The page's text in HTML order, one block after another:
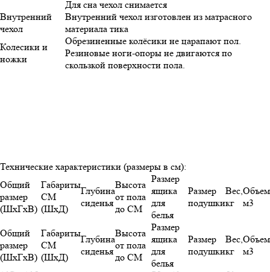
Для сна чехол снимается
Внутренний
чехол
Внутренний чехол изготовлен из матрасного
материала тика
Колесики и
ножки
Обрезиненные колёсики не царапают пол.
Резиновые ноги-опоры не двигаются по
скользкой поверхности пола.
Технические характеристики (размеры в см):
Общий
размер
(ШхГхВ)
Габариты
СМ
(ШхД)
Глубина
сиденья
Высота
от пола
до СМ
Размер
ящика
для
белья
Размер
подушки
Вес,
кг
Объем
м3
Общий
размер
(ШхГхВ)
Габариты
СМ
(ШхД)
Глубина
сиденья
Высота
от пола
до СМ
Размер
ящика
для
белья
Размер
подушки
Вес,
кг
Объем
м3